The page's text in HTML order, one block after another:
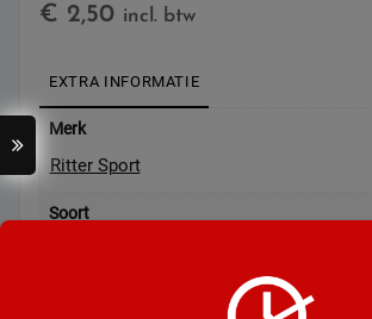
€ 2,50 incl. btw
EXTRA INFORMATIE
Merk
Ritter Sport
Soort